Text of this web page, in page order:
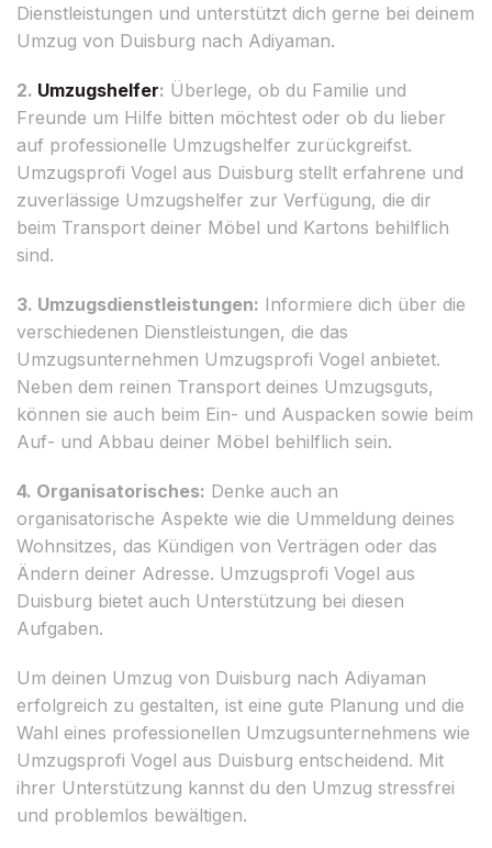
Dienstleistungen und unterstützt dich gerne bei deinem
Umzug von Duisburg nach Adiyaman.
2. Umzugshelfer: Überlege, ob du Familie und
Freunde um Hilfe bitten möchtest oder ob du lieber
auf professionelle Umzugshelfer zurückgreifst.
Umzugsprofi Vogel aus Duisburg stellt erfahrene und
zuverlässige Umzugshelfer zur Verfügung, die dir
beim Transport deiner Möbel und Kartons behilflich
sind.
3. Umzugsdienstleistungen: Informiere dich über die
verschiedenen Dienstleistungen, die das
Umzugsunternehmen Umzugsprofi Vogel anbietet.
Neben dem reinen Transport deines Umzugsguts,
können sie auch beim Ein- und Auspacken sowie beim
Auf- und Abbau deiner Möbel behilflich sein.
4. Organisatorisches: Denke auch an
organisatorische Aspekte wie die Ummeldung deines
Wohnsitzes, das Kündigen von Verträgen oder das
Ändern deiner Adresse. Umzugsprofi Vogel aus
Duisburg bietet auch Unterstützung bei diesen
Aufgaben.
Um deinen Umzug von Duisburg nach Adiyaman
erfolgreich zu gestalten, ist eine gute Planung und die
Wahl eines professionellen Umzugsunternehmens wie
Umzugsprofi Vogel aus Duisburg entscheidend. Mit
ihrer Unterstützung kannst du den Umzug stressfrei
und problemlos bewältigen.